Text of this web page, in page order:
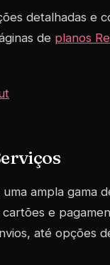
detalhadas e
de planos
ampla gama
e
até opções